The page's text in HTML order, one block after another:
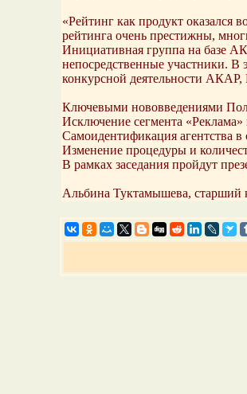
«Рейтинг как продукт оказался
рейтинга очень престижны,
Инициативная группа на базе
непосредственные участники. В
конкурсной деятельности
Ключевыми нововведениями
Исключение сегмента
Самоидентификация агентства
Изменение процедуры и
В рамках заседания пройдут
Альбина Туктамышева,